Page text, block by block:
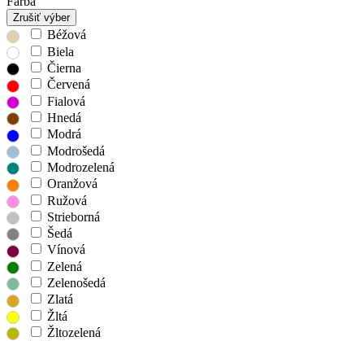
Zrušiť výber
Béžová
Biela
Čierna
Červená
Fialová
Hnedá
Modrá
Modrošedá
Modrozelená
Oranžová
Ružová
Strieborná
Šedá
Vínová
Zelená
Zelenošedá
Zlatá
Žltá
Žltozelená